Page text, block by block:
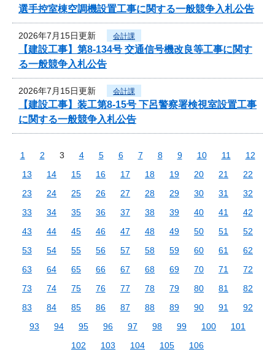
選手控室棟空調機設置工事に関する一般競争入札公告
2026年7月15日更新 会計課
【建設工事】第8-134号 交通信号機改良等工事に関す
る一般競争入札公告
2026年7月15日更新 会計課
【建設工事】装工第8-15号 下呂警察署検視室設置工事
に関する一般競争入札公告
1 2 3 4 5 6 7 8 9 10 11
12
13
14 15 16 17 18 19 20 21
22
23
24 25 26 27 28 29 30 31
32
33
34 35 36 37 38 39 40 41
42
43
44 45 46 47 48 49 50 51
52
53
54 55 56 57 58 59 60 61
62
63
64 65 66 67 68 69 70 71
72
73
74 75 76 77 78 79 80 81
82
83
84 85 86 87 88 89 90 91
92
93
94 95 96 97 98 99 100
101
102
103 104 105 106